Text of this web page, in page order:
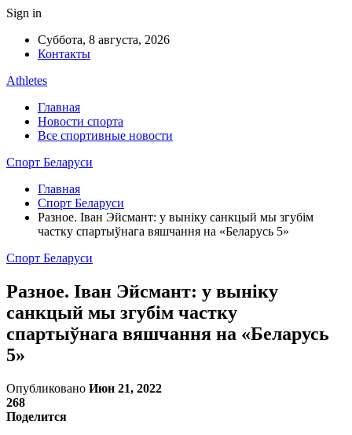
Sign in
Суббота, 8 августа, 2026
Контакты
Athletes
Главная
Новости спорта
Все спортивные новости
Спорт Беларуси
Главная
Спорт Беларуси
Разное. Iван Эйсмант: у выніку санкцый мы згубім
частку спартыўнага вяшчання на «Беларусь 5»
Спорт Беларуси
Разное. Iван Эйсмант: у выніку
санкцый мы згубім частку
спартыўнага вяшчання на «Беларусь
5»
Опубликовано Июн 21, 2022
268
Поделится